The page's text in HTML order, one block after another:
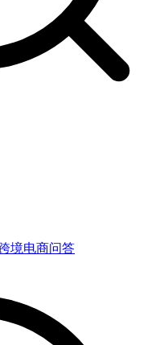
境电商问答